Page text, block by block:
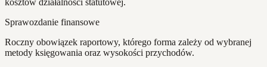
kosztów działalności statutowej.
Sprawozdanie finansowe
Roczny obowiązek raportowy, którego forma zależy od wybranej
metody księgowania oraz wysokości przychodów.